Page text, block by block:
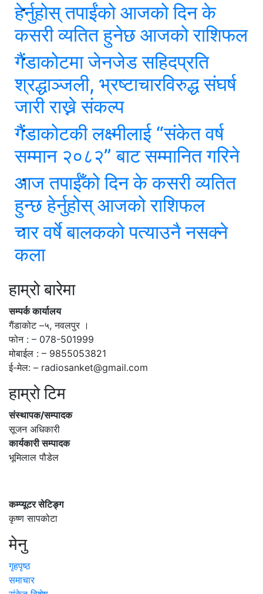
हेर्नुहोस् तपाईंको आजको दिन के
कसरी व्यतित हुनेछ आजको राशिफल
गैंडाकोटमा जेनजेड सहिदप्रति
श्रद्धाञ्जली, भ्रष्टाचारविरुद्ध संघर्ष
जारी राख्ने संकल्प
गैंडाकोटकी लक्ष्मीलाई “संकेत वर्ष
सम्मान २०८२” बाट सम्मानित गरिने
आज तपाईँको दिन के कसरी व्यतित
हुन्छ हेर्नुहोस् आजको राशिफल
चार वर्षे बालकको पत्याउनै नसक्ने
कला
हाम्रो बारेमा
सम्पर्क कार्यालय
गैंडाकोट –५, नवलपुर ।
फोन : – 078-501999
मोबाईल : – 9855053821
ई-मेल: – radiosanket@gmail.com
हाम्रो टिम
संस्थापक/सम्पादक
सूजन अधिकारी
कार्यकारी सम्पादक
भूमिलाल पौडेल
कम्प्यूटर सेटिङ्ग
कृष्ण सापकोटा
मेनु
गृहपृष्ठ
समाचार